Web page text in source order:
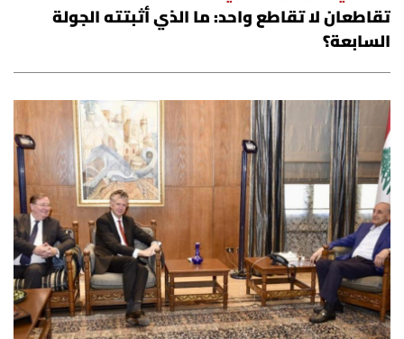
منوّعات
حظّك اليوم
للتاريخ
فيديو
من نحن
للتواصل معنا
تقاطعان لا تقاطع واحد: ما الذي أثبتته الجولة
السابعة؟